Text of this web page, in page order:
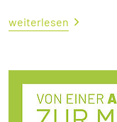
weiterlesen